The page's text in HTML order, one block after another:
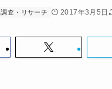
調査・リサーチ 2017年3月5日